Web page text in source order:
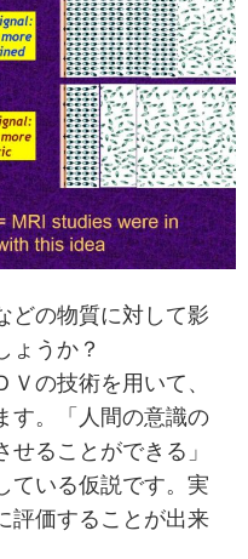
の物質に対して影
ょうか？
の技術を用いて、
す。「人間の意識の
ることができる」
ている仮説です。実
評価することが出来